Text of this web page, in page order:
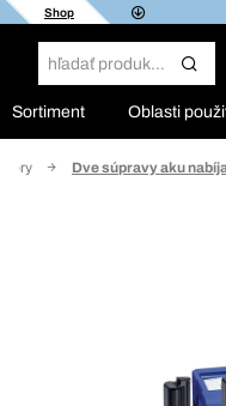
Shop
Sortiment Oblasti
Dve súpravy aku